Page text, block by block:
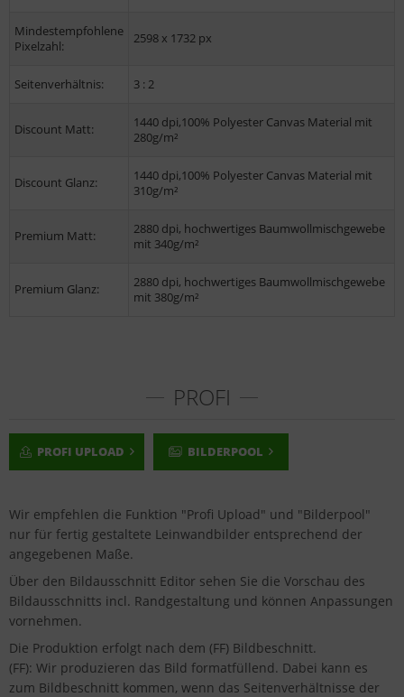
Mindestempfohlene
Pixelzahl:
2598 x 1732 px
Seitenverhältnis: 3 : 2
Discount Matt:
1440 dpi,100% Polyester Canvas Material mit
280g/m²
Discount Glanz:
1440 dpi,100% Polyester Canvas Material mit
310g/m²
Premium Matt:
2880 dpi, hochwertiges Baumwollmischgewebe
mit 340g/m²
Premium Glanz:
2880 dpi, hochwertiges Baumwollmischgewebe
mit 380g/m²
PROFI
PROFI UPLOAD BILDERPOOL
Wir empfehlen die Funktion "Profi Upload" und "Bilderpool"
nur für fertig gestaltete Leinwandbilder entsprechend der
angegebenen Maße.
Über den Bildausschnitt Editor sehen Sie die Vorschau des
Bildausschnitts incl. Randgestaltung und können Anpassungen
vornehmen.
Die Produktion erfolgt nach dem (FF) Bildbeschnitt.
(FF): Wir produzieren das Bild formatfüllend. Dabei kann es
zum Bildbeschnitt kommen, wenn das Seitenverhältnisse der